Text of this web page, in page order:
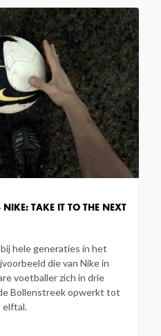
NIKE: TAKE IT TO THE NEXT
hele generaties in het
die van Nike in
voetballer zich in drie
Bollenstreek opwerkt tot
elftal.